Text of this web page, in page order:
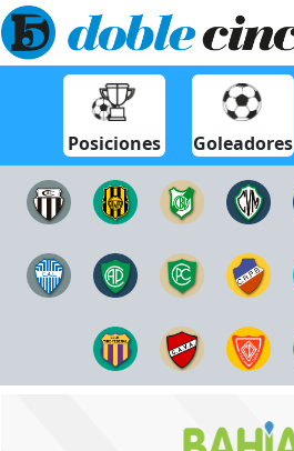
Posiciones Goleadores